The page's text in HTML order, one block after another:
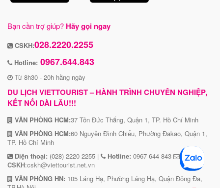
Bạn cần trợ giúp? Hãy gọi ngay
CSKH:028.2220.2255
Hotline: 0967.644.843
Từ 8h30 - 20h hằng ngày
DU LỊCH VIETTOURIST – HÀNH TRÌNH CHUYÊN NGHIỆP,
KẾT NỐI DÀI LÂU!!!
VĂN PHÒNG HCM:37 Tôn Đức Thắng, Quận 1, TP. Hồ Chí Minh
VĂN PHÒNG HCM:60 Nguyễn Đình Chiểu, Phường Đakao, Quận 1,
TP. Hồ Chí Minh
Điện thoại: (028) 2220 2255 | Hotline: 0967 644 843
CSKH:cskh@viettourist.net.vn
VĂN PHÒNG HN: 105 Láng Hạ, Phường Láng Hạ, Quận Đông Đa,